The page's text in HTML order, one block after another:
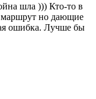
шла ))) Кто-то в
маршрут но дающие
ошибка. Лучше бы